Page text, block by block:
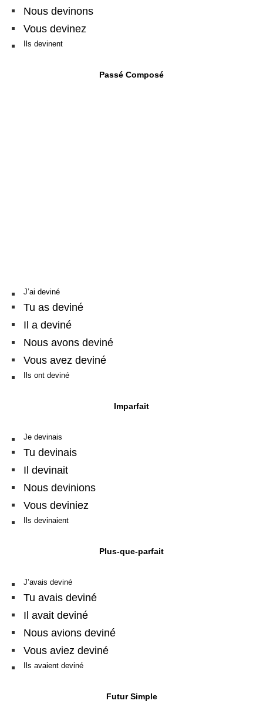
Nous devinons
Vous devinez
Ils devinent
Passé Composé
J’ai deviné
Tu as deviné
Il a deviné
Nous avons deviné
Vous avez deviné
Ils ont deviné
Imparfait
Je devinais
Tu devinais
Il devinait
Nous devinions
Vous deviniez
Ils devinaient
Plus-que-parfait
J’avais deviné
Tu avais deviné
Il avait deviné
Nous avions deviné
Vous aviez deviné
Ils avaient deviné
Futur Simple